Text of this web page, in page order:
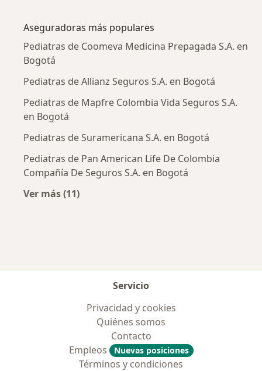
Aseguradoras más populares
Pediatras de Coomeva Medicina Prepagada S.A. en
Bogotá
Pediatras de Allianz Seguros S.A. en Bogotá
Pediatras de Mapfre Colombia Vida Seguros S.A.
en Bogotá
Pediatras de Suramericana S.A. en Bogotá
Pediatras de Pan American Life De Colombia
Compañía De Seguros S.A. en Bogotá
Ver más (11)
Servicio
Privacidad y cookies
Quiénes somos
Contacto
Empleos
Nuevas posiciones
Términos y condiciones